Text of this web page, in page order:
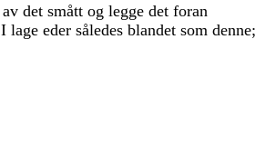
av det smått og legge det foran
I lage eder således blandet som denne;